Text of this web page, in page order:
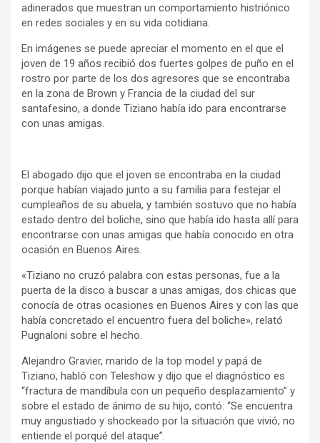
adinerados que muestran un comportamiento histriónico
en redes sociales y en su vida cotidiana.
En imágenes se puede apreciar el momento en el que el
joven de 19 años recibió dos fuertes golpes de puño en el
rostro por parte de los dos agresores que se encontraba
en la zona de Brown y Francia de la ciudad del sur
santafesino, a donde Tiziano había ido para encontrarse
con unas amigas.
El abogado dijo que el joven se encontraba en la ciudad
porque habían viajado junto a su familia para festejar el
cumpleaños de su abuela, y también sostuvo que no había
estado dentro del boliche, sino que había ido hasta allí para
encontrarse con unas amigas que había conocido en otra
ocasión en Buenos Aires.
«Tiziano no cruzó palabra con estas personas, fue a la
puerta de la disco a buscar a unas amigas, dos chicas que
conocía de otras ocasiones en Buenos Aires y con las que
había concretado el encuentro fuera del boliche», relató
Pugnaloni sobre el hecho.
Alejandro Gravier, marido de la top model y papá de
Tiziano, habló con Teleshow y dijo que el diagnóstico es
“fractura de mandíbula con un pequeño desplazamiento” y
sobre el estado de ánimo de su hijo, contó: “Se encuentra
muy angustiado y shockeado por la situación que vivió, no
entiende el porqué del ataque”.